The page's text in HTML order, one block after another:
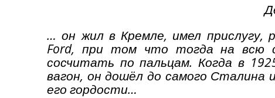
… он жил в Кремле, имел прислугу,
Ford, при том что тогда на всю
сосчитать по пальцам. Когда в
вагон, он дошёл до самого Сталина
его гордости…